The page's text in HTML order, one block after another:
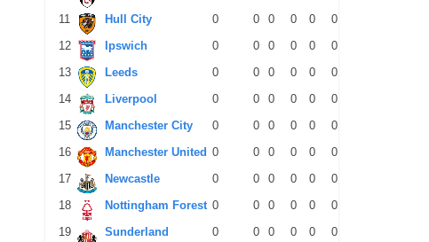
11
Hull City 0 0 0 0 0 0
12
Ipswich 0 0 0 0 0 0
13
Leeds 0 0 0 0 0 0
14
Liverpool 0 0 0 0 0 0
15
Manchester City 0 0 0 0 0 0
16
Manchester United 0 0 0 0 0 0
17
Newcastle 0 0 0 0 0 0
18
Nottingham Forest 0 0 0 0 0 0
19
Sunderland 0 0 0 0 0 0